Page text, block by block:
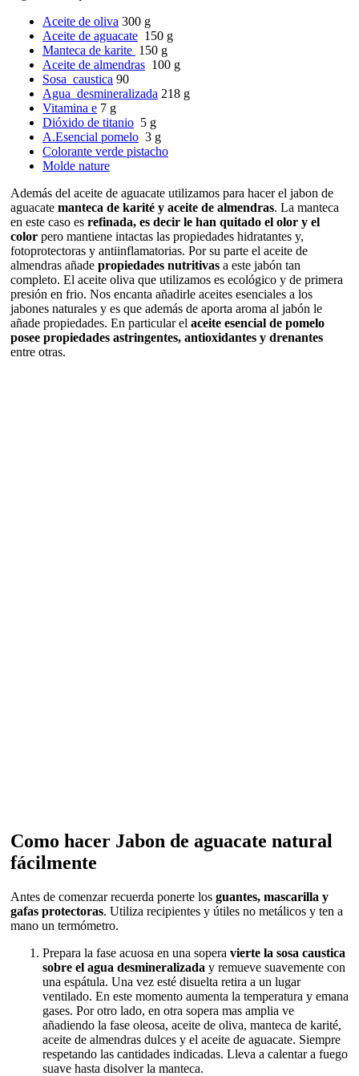
Aceite de oliva 300 g
Aceite de aguacate 150 g
Manteca de karite 150 g
Aceite de almendras 100 g
Sosa caustica 90
Agua desmineralizada 218 g
Vitamina e 7 g
Dióxido de titanio 5 g
A.Esencial pomelo 3 g
Colorante verde pistacho
Molde nature
Además del aceite de aguacate utilizamos para hacer el jabon de
aguacate manteca de karité y aceite de almendras. La manteca
en este caso es refinada, es decir le han quitado el olor y el
color pero mantiene intactas las propiedades hidratantes y,
fotoprotectoras y antiinflamatorias. Por su parte el aceite de
almendras añade propiedades nutritivas a este jabón tan
completo. El aceite oliva que utilizamos es ecológico y de primera
presión en frio. Nos encanta añadirle aceites esenciales a los
jabones naturales y es que además de aporta aroma al jabón le
añade propiedades. En particular el aceite esencial de pomelo
posee propiedades astringentes, antioxidantes y drenantes
entre otras.
Como hacer Jabon de aguacate natural
fácilmente
Antes de comenzar recuerda ponerte los guantes, mascarilla y
gafas protectoras. Utiliza recipientes y útiles no metálicos y ten a
mano un termómetro.
Prepara la fase acuosa en una sopera vierte la sosa caustica
sobre el agua desmineralizada y remueve suavemente con
una espátula. Una vez esté disuelta retira a un lugar
ventilado. En este momento aumenta la temperatura y emana
gases. Por otro lado, en otra sopera mas amplia ve
añadiendo la fase oleosa, aceite de oliva, manteca de karité,
aceite de almendras dulces y el aceite de aguacate. Siempre
respetando las cantidades indicadas. Lleva a calentar a fuego
suave hasta disolver la manteca.